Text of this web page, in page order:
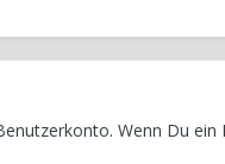
Wenn Du